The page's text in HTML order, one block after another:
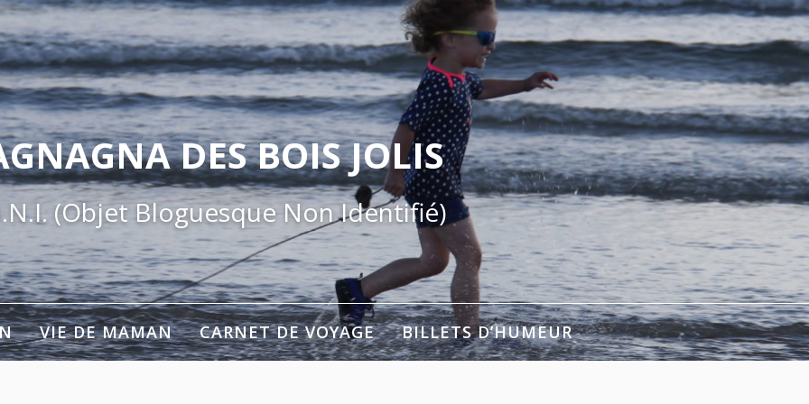
DES BOIS JOLIS
(Objet Bloguesque Non Identifié)
VIE DE MAMAN CARNET DE VOYAGE BILLETS D’HUMEUR